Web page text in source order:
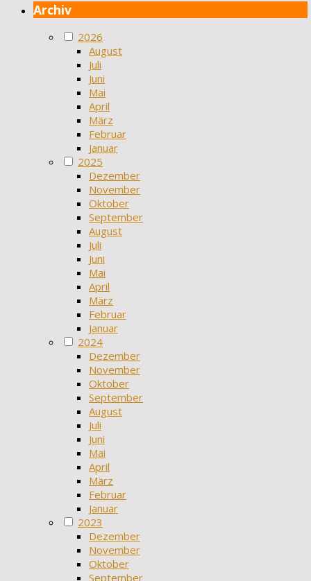
Archiv
2026
August
Juli
Juni
Mai
April
März
Februar
Januar
2025
Dezember
November
Oktober
September
August
Juli
Juni
Mai
April
März
Februar
Januar
2024
Dezember
November
Oktober
September
August
Juli
Juni
Mai
April
März
Februar
Januar
2023
Dezember
November
Oktober
September